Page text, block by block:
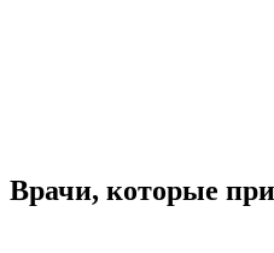
Врачи, которые